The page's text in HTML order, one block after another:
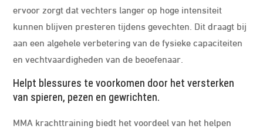
ervoor zorgt dat vechters langer op hoge intensiteit
kunnen blijven presteren tijdens gevechten. Dit draagt bij
aan een algehele verbetering van de fysieke capaciteiten
en vechtvaardigheden van de beoefenaar.
Helpt blessures te voorkomen door het versterken
van spieren, pezen en gewrichten.
MMA krachttraining biedt het voordeel van het helpen